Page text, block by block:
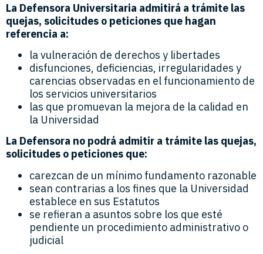
La Defensora Universitaria admitirá a trámite las
quejas, solicitudes o peticiones que hagan
referencia a:
la vulneración de derechos y libertades
disfunciones, deficiencias, irregularidades y
carencias observadas en el funcionamiento de
los servicios universitarios
las que promuevan la mejora de la calidad en
la Universidad
La Defensora no podrá admitir a trámite las quejas,
solicitudes o peticiones que:
carezcan de un mínimo fundamento razonable
sean contrarias a los fines que la Universidad
establece en sus Estatutos
se refieran a asuntos sobre los que esté
pendiente un procedimiento administrativo o
judicial